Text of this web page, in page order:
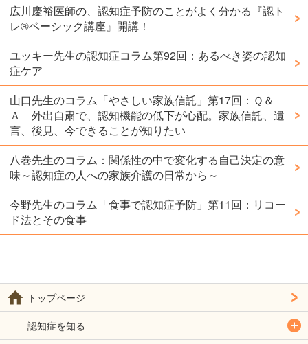
広川慶裕医師の、認知症予防のことがよく分かる『認ト
レ®️ベーシック講座』開講！
ユッキー先生の認知症コラム第92回：あるべき姿の認知
症ケア
山口先生のコラム「やさしい家族信託」第17回：Ｑ＆
Ａ 外出自粛で、認知機能の低下が心配。家族信託、遺
言、後見、今できることが知りたい
八巻先生のコラム：関係性の中で変化する自己決定の意
味～認知症の人への家族介護の日常から～
今野先生のコラム「食事で認知症予防」第11回：リコー
ド法とその食事
トップページ
認知症を知る